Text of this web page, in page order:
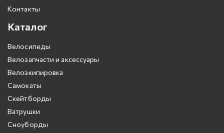
Контакты
Каталог
Велосипеды
Велозапчасти и аксессуары
Велоэкипировка
Самокаты
Скейтборды
Ватрушки
Сноуборды